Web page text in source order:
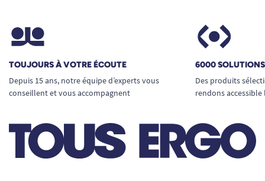
TOUJOURS À VOTRE ÉCOUTE
Depuis 15 ans, notre équipe d’experts vous
conseillent et vous accompagnent
6000
Des produits
rendons